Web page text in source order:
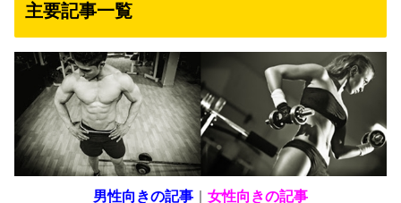
主要記事一覧
男性向きの記事
女性向きの記事